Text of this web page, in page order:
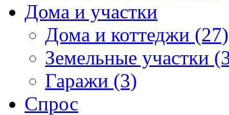
Дома и участки
Дома и коттеджи (27)
Земельные участки
Гаражи (3)
Спрос